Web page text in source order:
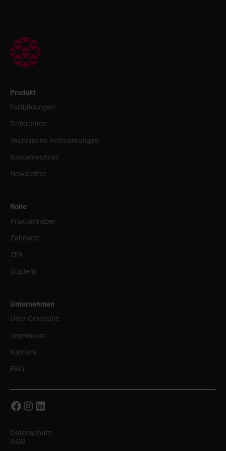
Produkt
Fortbildungen
Referenten
Technische Anforderungen
Kostenrechner
Newsletter
Rolle
Praxisinhaber
Zahnarzt
ZFA
Student
Unternehmen
Über Crocodile
Impressum
Karriere
FAQ
Datenschutz
AGB